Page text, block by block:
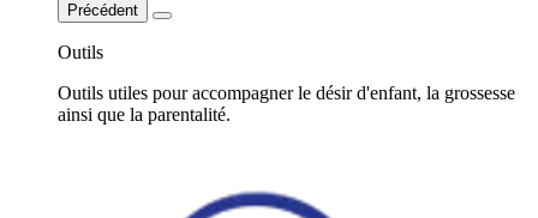
Précédent
Outils
Outils utiles pour accompagner le désir d'enfant, la grossesse
ainsi que la parentalité.